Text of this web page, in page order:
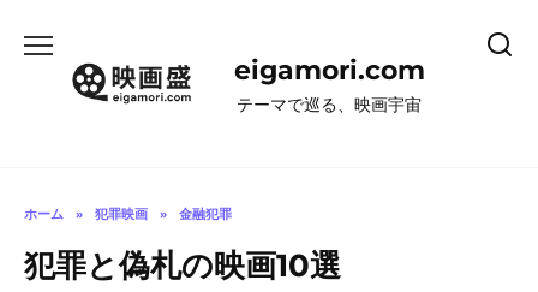
eigamori.com
テーマで巡る、映画宇宙
ホーム » 犯罪映画 » 金融犯罪
犯罪と偽札の映画10選